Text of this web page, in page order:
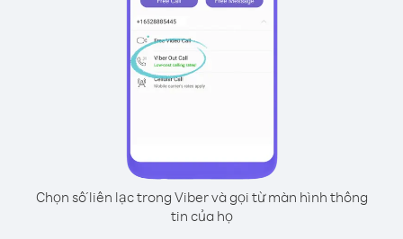
Chọn số liên lạc trong Viber và gọi từ màn hình thông
tin của họ